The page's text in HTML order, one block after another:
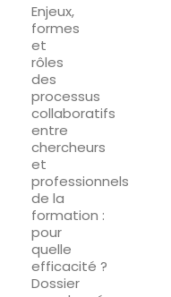
Enjeux,
formes
et
rôles
des
processus
collaboratifs
entre
chercheurs
et
professionnels
de la
formation :
pour
quelle
efficacité ?
Dossier